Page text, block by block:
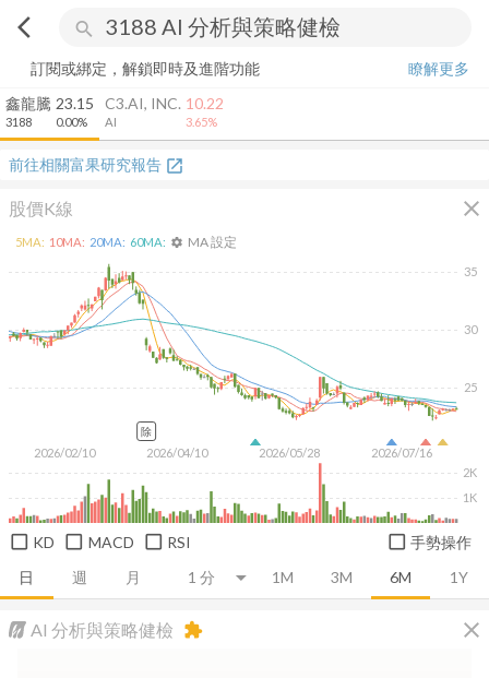
arrow_back_ios search
訂閱或綁定，解鎖即時及進階功能
瞭解更多
鑫龍騰
3188
23.15
0.00%
C3.AI, INC.
AI
10.22
3.65%
前往相關富果研究報告 open_in_new
股價K線 close
日 週 月 1M 3M 6M 1Y
2026/02/10 2026/04/10 2026/05/28 2026/07/16
25
30
35
1K
2K
5MA: 10MA: 20MA: 60MA: settings MA 設定
除
KD MACD RSI 手勢操作
AI 分析與策略健檢 close
extension